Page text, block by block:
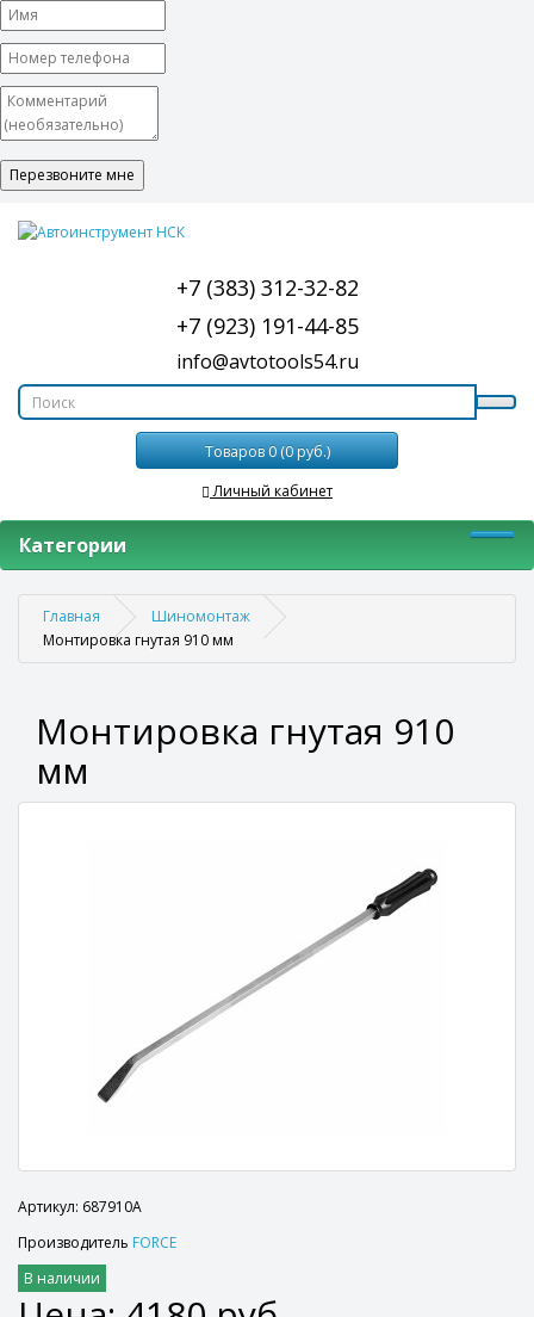
+7 (383) 312-32-82
+7 (923) 191-44-85
info@avtotools54.ru
Товаров 0 (0 руб.)
Личный кабинет
Категории
Главная
Шиномонтаж
Монтировка гнутая 910 мм
Монтировка гнутая 910
мм
Артикул: 687910A
Производитель FORCE
В наличии